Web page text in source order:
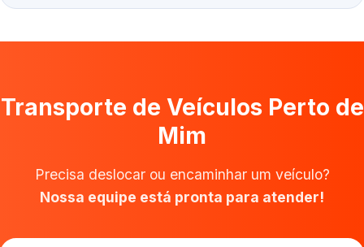
Transporte de Veículos Perto de
Mim
Precisa deslocar ou encaminhar um veículo?
Nossa equipe está pronta para atender!